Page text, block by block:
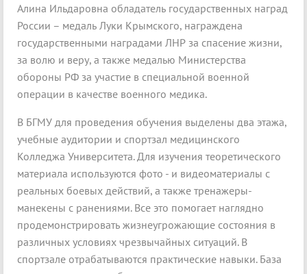
Алина Ильдаровна обладатель государственных наград
России – медаль Луки Крымского, награждена
государственными наградами ЛНР за спасение жизни,
за волю и веру, а также медалью Министерства
обороны РФ за участие в специальной военной
операции в качестве военного медика.
В БГМУ для проведения обучения выделены два этажа,
учебные аудитории и спортзал медицинского
Колледжа Университета. Для изучения теоретического
материала используются фото - и видеоматериалы с
реальных боевых действий, а также тренажеры-
манекены с ранениями. Все это помогает наглядно
продемонстрировать жизнеугрожающие состояния в
различных условиях чрезвычайных ситуаций. В
спортзале отрабатываются практические навыки. База